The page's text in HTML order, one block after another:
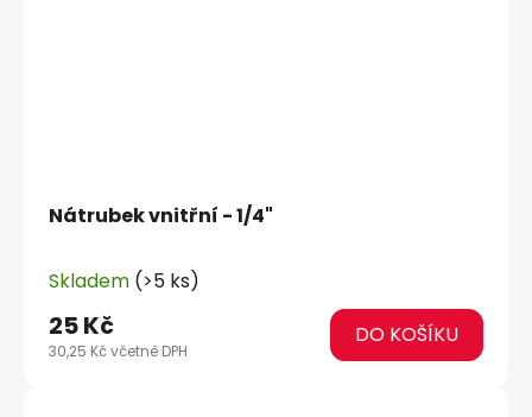
Nátrubek vnitřní - 1/4"
Skladem (>5 ks)
30,25 Kč včetně DPH
25 Kč DO KOŠÍKU